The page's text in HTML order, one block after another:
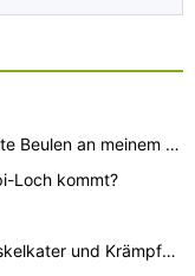
Mehrere erbsengroße schmerzhafte Beulen an meinem Hinterkopf?
Loch kommt?
Können Stinkwanzenstiche zu Muskelkater und Krämpfen führen?